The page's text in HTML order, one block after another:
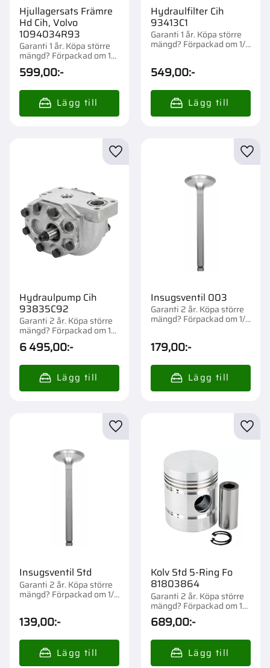
Hjullagersats Främre
Hd Cih, Volvo
1094034R93
Garanti 1 år. Köpa större
mängd? Förpackad om 1
st.
599,00:-
Hydraulfilter Cih
93413C1
Garanti 1 år. Köpa större
mängd? Förpackad om 1/6
549,00:-
Hydraulpump Cih
93835C92
Garanti 2 år. Köpa större
mängd? Förpackad om 1
st.
6 495,00:-
Lägg till i favoriter
Insugsventil 003
Garanti 2 år. Köpa större
mängd? Förpackad om 1/4
179,00:-
Insugsventil Std
Garanti 2 år. Köpa större
mängd? Förpackad om 1/4
139,00:-
Lägg till i favoriter
Kolv Std 5-Ring Fo
81803864
Garanti 2 år. Köpa större
mängd? Förpackad om 1
st.
689,00:-